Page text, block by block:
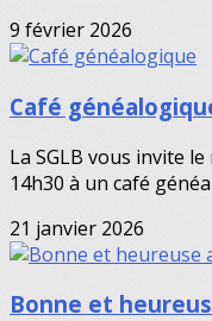
9 février 2026
Café
La SGLB vous invite
14h30 à un café
21 janvier 2026
Bonne et